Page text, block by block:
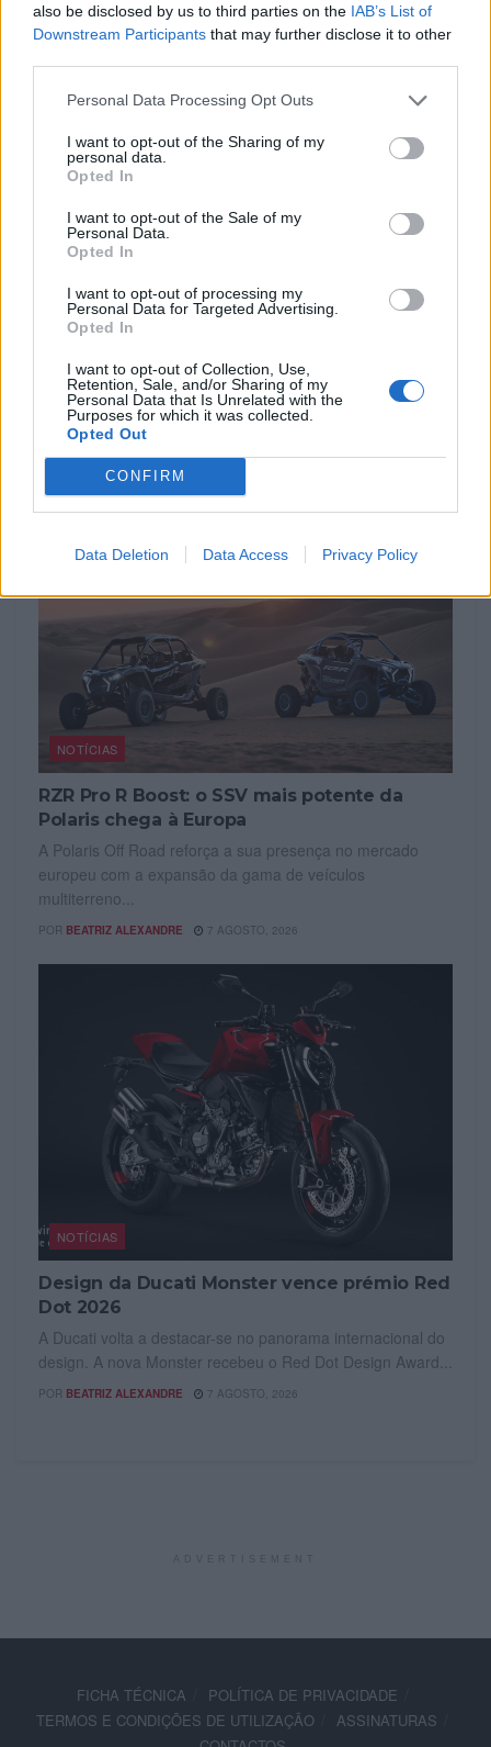
also be disclosed by us to third parties on the IAB’s List of
Downstream Participants that may further disclose it to other
Personal Data Processing Opt Outs
I want to opt-out of the Sharing of my
personal data.
Opted In
I want to opt-out of the Sale of my
Personal Data.
Opted In
I want to opt-out of processing my
Personal Data for Targeted Advertising.
Opted In
I want to opt-out of Collection, Use,
Retention, Sale, and/or Sharing of my
Personal Data that Is Unrelated with the
Purposes for which it was collected.
Opted Out
CONFIRM
Data Deletion Data Access Privacy Policy
EVENTO
42.º Passeio de Motas Antigas anima Sintra a
5 de setembro volta a pôr Sintra na estrada O Moto Clube
de Sintra volta a cumprir a tradição...
BEATRIZ ALEXANDRE
NOTÍCIAS
RZR Pro R Boost: o SSV mais potente da
Polaris chega à Europa
A Polaris Off Road reforça a sua presença no mercado
europeu com a expansão da gama de veículos
multiterreno...
POR BEATRIZ ALEXANDRE 7 AGOSTO, 2026
NOTÍCIAS
Design da Ducati Monster vence prémio Red
Dot 2026
A Ducati volta a destacar-se no panorama internacional do
design. A nova Monster recebeu o Red Dot Design Award...
POR BEATRIZ ALEXANDRE 7 AGOSTO, 2026
FICHA TÉCNICA
POLÍTICA DE PRIVACIDADE
TERMOS E CONDIÇÕES DE UTILIZAÇÃO
ASSINATURAS